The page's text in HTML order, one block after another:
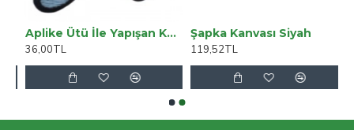
Aplike Ütü İle Yapışan Küçük Kelebek Mavi Arma 2x3 Cm
36,00TL
Şapka Kanvası Siyah
119,52TL